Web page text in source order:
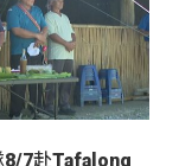
8/7赴Tafalong